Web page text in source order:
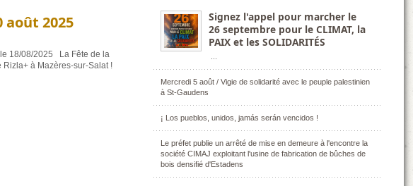
août 2025
18/08/2025 La Fête de la
à Mazères-sur-Salat !
Signez l'appel pour marcher le
26 septembre pour le CLIMAT, la
PAIX et les SOLIDARITÉS
Mercredi 5 août / Vigie de solidarité avec le peuple palestinien
à St-Gaudens
¡ Los pueblos, unidos, jamás serán vencidos !
Le préfet publie un arrêté de mise en demeure à l'encontre la
société CIMAJ exploitant l'usine de fabrication de bûches de
bois densifié d'Estadens